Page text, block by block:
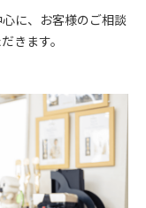
に、お客様のご相談
きます。